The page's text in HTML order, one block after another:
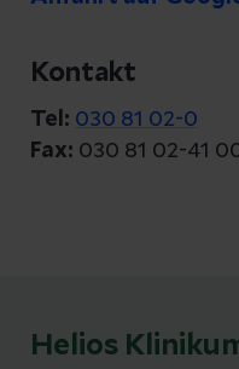
Kontakt
Tel: 030 81 02-0
Fax: 030 81 02-41
Helios